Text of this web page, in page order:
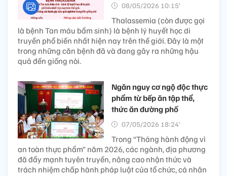
08/05/2026 10:15’
Thalassemia (còn được gọi
là bệnh Tan máu bẩm sinh) là bệnh lý huyết học di
truyền phổ biến nhất hiện nay trên thế giới. Đây là một
trong những căn bệnh đã và đang gây ra những hậu
quả đến giống nòi.
Ngăn nguy cơ ngộ độc thực
phẩm từ bếp ăn tập thể,
thức ăn đường phố
07/05/2026 18:24’
Trong “Tháng hành động vì
an toàn thực phẩm” năm 2026, các ngành, địa phương
đã đẩy mạnh tuyên truyền, nâng cao nhận thức và
trách nhiệm chấp hành pháp luật của tổ chức, cá nhân